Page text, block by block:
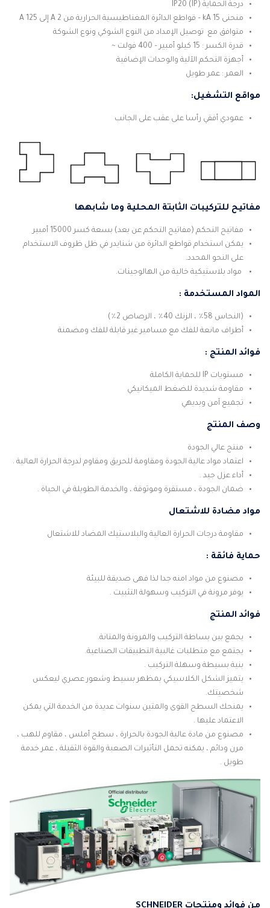
درجة الحماية (IP) IP20
منحنى 15 kA – قواطع الدائرة المغناطيسية الحرارية من 2 A إلى 125 A
متوافق مع توصيل الإمداد من النوع الشوكي ونوع الشوكة
قدرة الكسر : 15 كيلو أمبير – 400 فولت ~
أجهزة التحكم الآلية والوحدات الإضافية
العمر : عمر طويل
مواقع التشغيل:
عمودي أفقي رأسا على عقب على الجانب
مفاتيح للتركيبات الثابتة المحلية وما شابهها
مفاتيح التحكم (مفاتيح التحكم عن بعد) بسعة كسر 15000 أمبير
يمكن استخدام قواطع الدائرة من شنايدر في ظل ظروف الاستخدام
على النحو المحدد.
مواد بلاستيكية خالية من الهالوجينات.
المواد المستخدمة :
(النحاس 58٪ ، الزنك 40٪ ، الرصاص 2٪)
أطراف مانعة للفك مع مسامير غير قابلة للفك ومضمنة
فوائد المنتج :
مستويات IP للحماية الكاملة
مقاومة شديدة للضغط الميكانيكي
تجميع آمن وبديهي
وصف المنتج
منتج عالي الجودة
اعتماد مواد عالية الجودة ومقاومة للحريق ومقاوم لدرجة الحرارة العالية .
أداء عزل جيد .
ضمان الجودة ، مستقرة وموثوقة ، والخدمة الطويلة في الحياة .
مواد مضادة للاشتعال
مقاومة درجات الحرارة العالية والبلاستيك المضاد للاشتعال
حماية فائقة :
مصنوع من مواد امنه جدا لذا فهى صديقة للبيئة
يوفر مرونة في التركيب وسهولة التثبيت .
فوائد المنتج
يجمع بين بساطة التركيب والمرونة والمتانة.
يجتمع مع متطلبات غالبية التطبيقات الصناعية.
بنية بسيطة وسهلة التركيب .
يتميز الشكل الكلاسيكي بمظهر بسيط وشعور عصري ليعكس
شخصيتك.
يمنحك السطح القوى والمتين سنوات عديدة من الخدمة التي يمكن
الاعتماد عليها .
مصنوع من مادة عالية الجودة بالحرارة ، سطح أملس ، مقاوم للهب ،
مرن ودائم ، يمكنه تحمل التأثيرات الصعبة والقوة الثقيلة ، عمر خدمة
طويل .